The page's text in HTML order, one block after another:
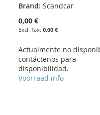
Brand: Scandcar
0,00 €
0,00 €
Actualmente no
contáctenos para
disponibilidad.
Voorraad info